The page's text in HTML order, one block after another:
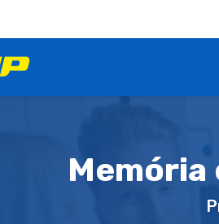
Memória